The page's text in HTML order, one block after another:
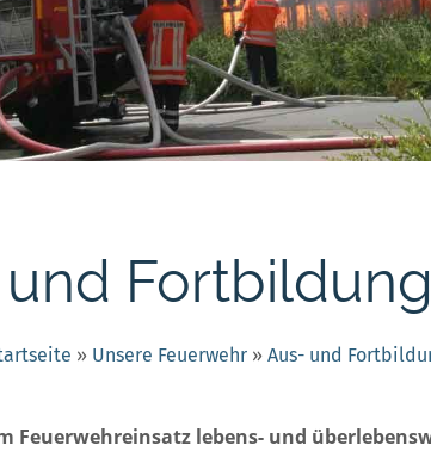
Fortbildung
» Unsere Feuerwehr » Aus- und
Feuerwehreinsatz lebens- und